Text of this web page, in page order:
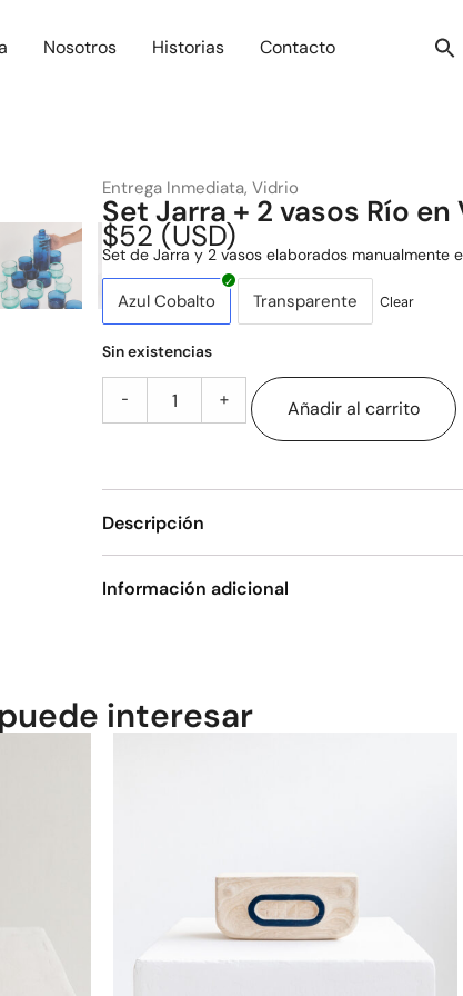
Nosotros Historias Contacto
Entrega Inmediata, Vidrio
Set Jarra + 2 vasos Río
$52 (USD)
Set de Jarra y 2 vasos elaborados manualmente
Azul Cobalto Transparente Clear
Sin existencias
- + Añadir al carrito
Descripción
Información adicional
interesar